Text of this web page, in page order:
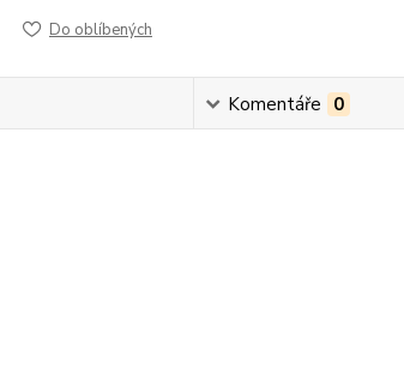
Do oblíbených
Komentáře 0